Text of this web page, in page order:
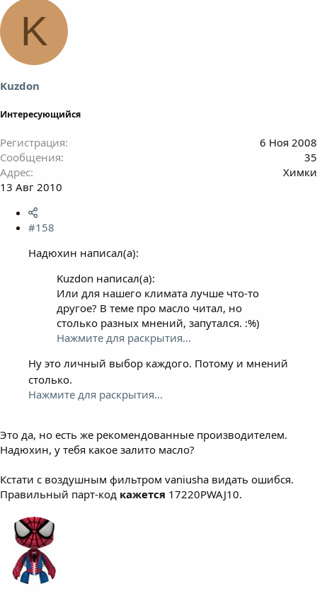
K
Kuzdon
Интересующийся
Регистрация
6 Ноя 2008
Сообщения
35
Адрес
Химки
13 Авг 2010
#158
Надюхин написал(а):
Kuzdon написал(а):
Или для нашего климата лучше что-то
другое? В теме про масло читал, но
столько разных мнений, запутался. :%)
Нажмите для раскрытия...
Ну это личный выбор каждого. Потому и мнений
столько.
Нажмите для раскрытия...
Это да, но есть же рекомендованные производителем.
Надюхин, у тебя какое залито масло?
Кстати с воздушным фильтром vaniusha видать ошибся.
Правильный парт-код кажется 17220PWAJ10.